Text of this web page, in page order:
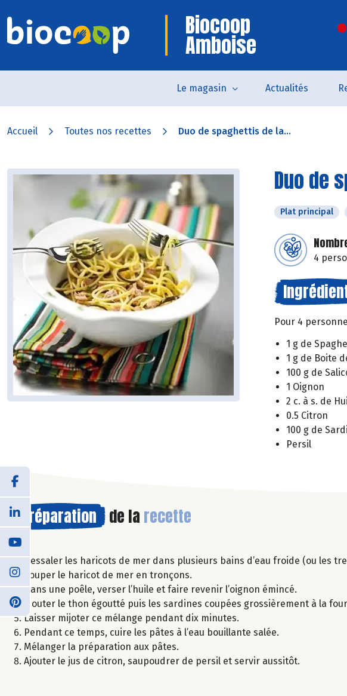
Biocoop
Amboise
Le magasin Actualités
Accueil Toutes nos recettes Duo de spaghettis de la...
Duo de
Plat principal
4
Pour 4
1 g de
1 g de Boite
100 g de
1 Oignon
2 c. à s. de
0.5 Citron
100 g de
Persil
Préparation de la recette
Dessaler les haricots de mer dans plusieurs bains d’eau froide (ou les
Couper le haricot de mer en tronçons.
Dans une poêle, verser l’huile et faire revenir l’oignon émincé.
Ajouter le thon égoutté puis les sardines coupées grossièrement à la
Laisser mijoter ce mélange pendant dix minutes.
Pendant ce temps, cuire les pâtes à l’eau bouillante salée.
Mélanger la préparation aux pâtes.
Ajouter le jus de citron, saupoudrer de persil et servir aussitôt.